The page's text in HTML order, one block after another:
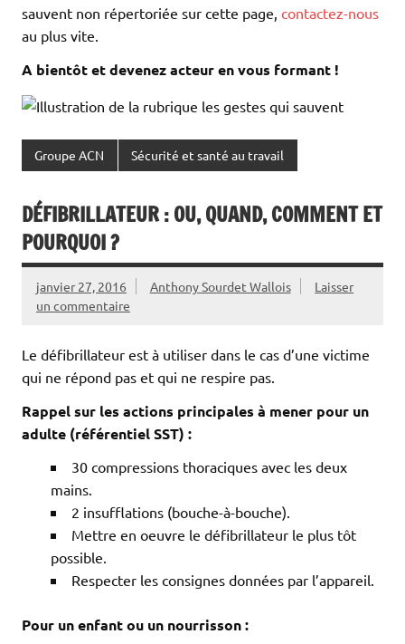
sauvent non répertoriée sur cette page, contactez-nous
au plus vite.
A bientôt et devenez acteur en vous formant !
Groupe ACN Sécurité et santé au travail
DÉFIBRILLATEUR : OU, QUAND, COMMENT ET
POURQUOI ?
janvier 27, 2016 Anthony Sourdet Wallois
Laisser
un commentaire
Le défibrillateur est à utiliser dans le cas d’une victime
qui ne répond pas et qui ne respire pas.
Rappel sur les actions principales à mener pour un
adulte (référentiel SST) :
30 compressions thoraciques avec les deux
mains.
2 insufflations (bouche-à-bouche).
Mettre en oeuvre le défibrillateur le plus tôt
possible.
Respecter les consignes données par l’appareil.
Pour un enfant ou un nourrisson :